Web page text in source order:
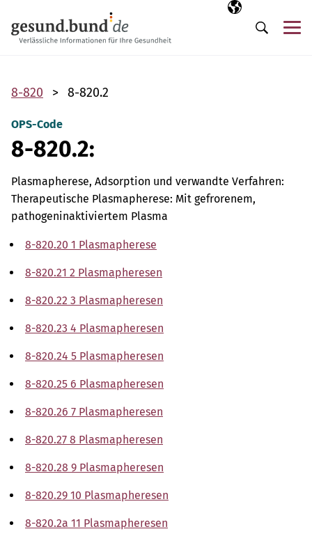
Ausgewählte
DE
Suche
8-820 8-820.2
OPS-Code
8-820.2:
Plasmapherese, Adsorption und verwandte Verfahren:
Therapeutische Plasmapherese: Mit gefrorenem,
pathogeninaktiviertem Plasma
8-820.20 1 Plasmapherese
8-820.21 2 Plasmapheresen
8-820.22 3 Plasmapheresen
8-820.23 4 Plasmapheresen
8-820.24 5 Plasmapheresen
8-820.25 6 Plasmapheresen
8-820.26 7 Plasmapheresen
8-820.27 8 Plasmapheresen
8-820.28 9 Plasmapheresen
8-820.29 10 Plasmapheresen
8-820.2a 11 Plasmapheresen